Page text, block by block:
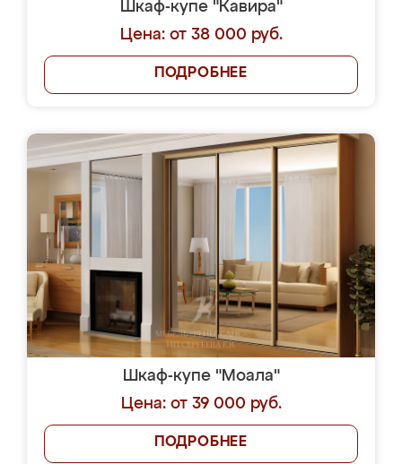
Шкаф-купе "Кавира"
Цена: от 38 000 руб.
ПОДРОБНЕЕ
Шкаф-купе "Моала"
Цена: от 39 000 руб.
ПОДРОБНЕЕ